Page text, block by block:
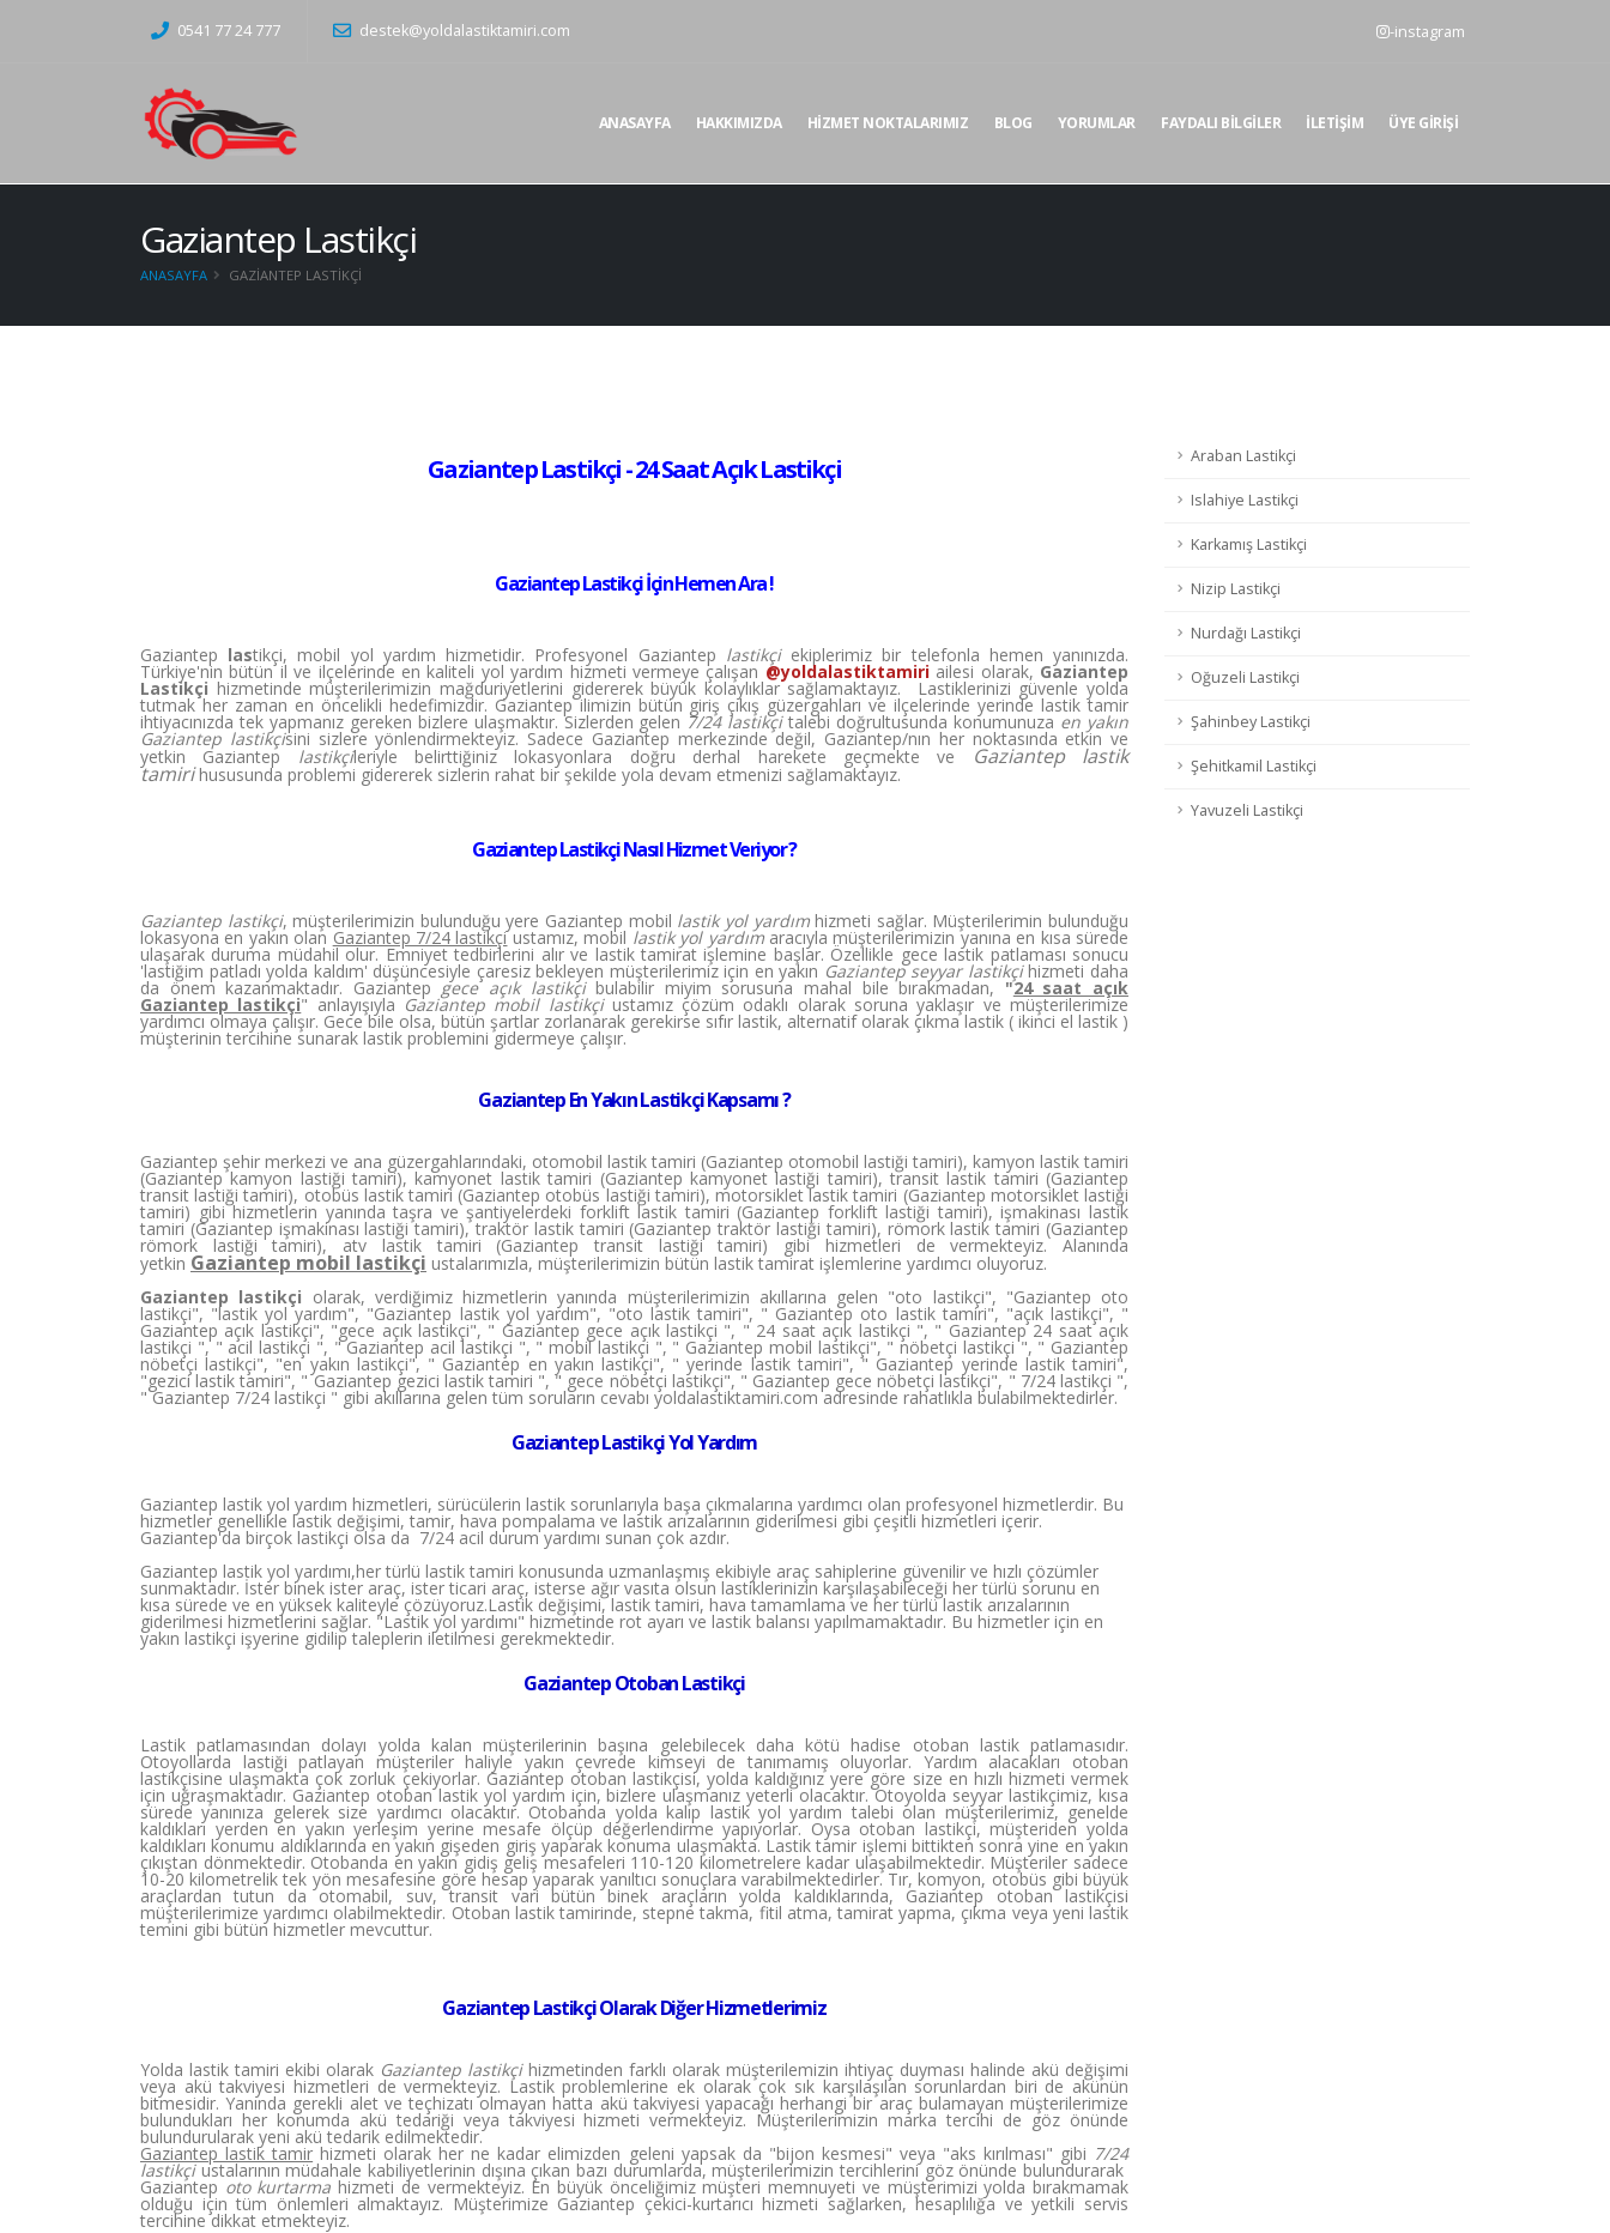
0541 77 24 777 destek@yoldalastiktamiri.com -instagram
ANASAYFA HAKKIMIZDA HIZMET NOKTALARIMIZ BLOG YORUMLAR FAYDALI BILGILER İLETIŞIM ÜYE GIRIŞI
Gaziantep Lastikçi
ANASAYFA GAZIANTEP LASTIKÇI
Gaziantep Lastikçi - 24 Saat Açık Lastikçi
Gaziantep Lastikçi İçin Hemen Ara !
Gaziantep lastikçi, mobil yol yardım hizmetidir. Profesyonel Gaziantep lastikçiekiplerimiz bir telefonla hemen yanınızda.
Türkiye'nin bütün il ve ilçelerinde en kaliteli yol yardım hizmeti vermeye çalışan @yoldalastiktamiri ailesi olarak, Gaziantep
Lastikçi hizmetinde müşterilerimizin mağduriyetlerini gidererek büyük kolaylıklar sağlamaktayız. Lastiklerinizi güvenle yolda
tutmak her zaman en öncelikli hedefimizdir. Gaziantep ilimizin bütün giriş çıkış güzergahları ve ilçelerinde yerinde lastik tamir
ihtiyacınızda tek yapmanız gereken bizlere ulaşmaktır. Sizlerden gelen 7/24 lastikçitalebi doğrultusunda konumunuza en yakın
Gaziantep lastikçisini sizlere yönlendirmekteyiz. Sadece Gaziantep merkezinde değil, Gaziantep/nın her noktasında etkin ve
yetkin Gaziantep lastikçileriyle belirttiğiniz lokasyonlara doğru derhal harekete geçmekte ve Gaziantep lastik
tamirihususunda problemi gidererek sizlerin rahat bir şekilde yola devam etmenizi sağlamaktayız.
Gaziantep Lastikçi Nasıl Hizmet Veriyor ?
Gaziantep lastikçi, müşterilerimizin bulunduğu yere Gaziantep mobil lastik yol yardımhizmeti sağlar. Müşterilerimin bulunduğu
lokasyona en yakın olan Gaziantep 7/24 lastikçiustamız, mobil lastik yol yardımaracıyla müşterilerimizin yanına en kısa sürede
ulaşarak duruma müdahil olur. Emniyet tedbirlerini alır ve lastik tamirat işlemine başlar. Özellikle gece lastik patlaması sonucu
'lastiğim patladı yolda kaldım' düşüncesiyle çaresiz bekleyen müşterilerimiz için en yakın Gaziantep seyyar lastikçihizmeti daha
da önem kazanmaktadır. Gaziantep gece açık lastikçibulabilir miyim sorusuna mahal bile bırakmadan, "24 saat açık
Gaziantep lastikçi" anlayışıyla Gaziantep mobil lastikçiustamız çözüm odaklı olarak soruna yaklaşır ve müşterilerimize
yardımcı olmaya çalışır. Gece bile olsa, bütün şartlar zorlanarak gerekirse sıfır lastik, alternatif olarak çıkma lastik ( ikinci el lastik )
müşterinin tercihine sunarak lastik problemini gidermeye çalışır.
Gaziantep En Yakın Lastikçi Kapsamı ?
Gaziantep şehir merkezi ve ana güzergahlarındaki, otomobil lastik tamiri (Gaziantep otomobil lastiği tamiri), kamyon lastik tamiri
(Gaziantep kamyon lastiği tamiri), kamyonet lastik tamiri (Gaziantep kamyonet lastiği tamiri), transit lastik tamiri (Gaziantep
transit lastiği tamiri), otobüs lastik tamiri (Gaziantep otobüs lastiği tamiri), motorsiklet lastik tamiri (Gaziantep motorsiklet lastiği
tamiri) gibi hizmetlerin yanında taşra ve şantiyelerdeki forklift lastik tamiri (Gaziantep forklift lastiği tamiri), işmakinası lastik
tamiri (Gaziantep işmakinası lastiği tamiri), traktör lastik tamiri (Gaziantep traktör lastiği tamiri), römork lastik tamiri (Gaziantep
römork lastiği tamiri), atv lastik tamiri (Gaziantep transit lastiği tamiri) gibi hizmetleri de vermekteyiz. Alanında
yetkin Gaziantep mobil lastikçi ustalarımızla, müşterilerimizin bütün lastik tamirat işlemlerine yardımcı oluyoruz.
Gaziantep lastikçi olarak, verdiğimiz hizmetlerin yanında müşterilerimizin akıllarına gelen "oto lastikçi", "Gaziantep oto
lastikçi", "lastik yol yardım", "Gaziantep lastik yol yardım", "oto lastik tamiri", " Gaziantep oto lastik tamiri", "açık lastikçi", "
Gaziantep açık lastikçi", "gece açık lastikçi", " Gaziantep gece açık lastikçi ", " 24 saat açık lastikçi ", " Gaziantep 24 saat açık
lastikçi ", " acil lastikçi ", " Gaziantep acil lastikçi ", " mobil lastikçi ", " Gaziantep mobil lastikçi", " nöbetçi lastikçi ", " Gaziantep
nöbetçi lastikçi", "en yakın lastikçi", " Gaziantep en yakın lastikçi", " yerinde lastik tamiri", " Gaziantep yerinde lastik tamiri",
"gezici lastik tamiri", " Gaziantep gezici lastik tamiri ", " gece nöbetçi lastikçi", " Gaziantep gece nöbetçi lastikçi", " 7/24 lastikçi ",
" Gaziantep 7/24 lastikçi " gibi akıllarına gelen tüm soruların cevabı yoldalastiktamiri.com adresinde rahatlıkla bulabilmektedirler.
Gaziantep Lastikçi Yol Yardım
Gaziantep lastik yol yardım hizmetleri, sürücülerin lastik sorunlarıyla başa çıkmalarına yardımcı olan profesyonel hizmetlerdir. Bu
hizmetler genellikle lastik değişimi, tamir, hava pompalama ve lastik arızalarının giderilmesi gibi çeşitli hizmetleri içerir.
Gaziantep'da birçok lastikçi olsa da 7/24 acil durum yardımı sunan çok azdır.
Gaziantep lastik yol yardımı,her türlü lastik tamiri konusunda uzmanlaşmış ekibiyle araç sahiplerine güvenilir ve hızlı çözümler
sunmaktadır. İster binek ister araç, ister ticari araç, isterse ağır vasıta olsun lastiklerinizin karşılaşabileceği her türlü sorunu en
kısa sürede ve en yüksek kaliteyle çözüyoruz.Lastik değişimi, lastik tamiri, hava tamamlama ve her türlü lastik arızalarının
giderilmesi hizmetlerini sağlar. "Lastik yol yardımı" hizmetinde rot ayarı ve lastik balansı yapılmamaktadır. Bu hizmetler için en
yakın lastikçi işyerine gidilip taleplerin iletilmesi gerekmektedir.
Gaziantep Otoban Lastikçi
Lastik patlamasından dolayı yolda kalan müşterilerinin başına gelebilecek daha kötü hadise otoban lastik patlamasıdır.
Otoyollarda lastiği patlayan müşteriler haliyle yakın çevrede kimseyi de tanımamış oluyorlar. Yardım alacakları otoban
lastikçisine ulaşmakta çok zorluk çekiyorlar. Gaziantep otoban lastikçisi, yolda kaldığınız yere göre size en hızlı hizmeti vermek
için uğraşmaktadır. Gaziantep otoban lastik yol yardım için, bizlere ulaşmanız yeterli olacaktır. Otoyolda seyyar lastikçimiz, kısa
sürede yanınıza gelerek size yardımcı olacaktır. Otobanda yolda kalıp lastik yol yardım talebi olan müşterilerimiz, genelde
kaldıkları yerden en yakın yerleşim yerine mesafe ölçüp değerlendirme yapıyorlar. Oysa otoban lastikçi, müşteriden yolda
kaldıkları konumu aldıklarında en yakın gişeden giriş yaparak konuma ulaşmakta. Lastik tamir işlemi bittikten sonra yine en yakın
çıkıştan dönmektedir. Otobanda en yakın gidiş geliş mesafeleri 110-120 kilometrelere kadar ulaşabilmektedir. Müşteriler sadece
10-20 kilometrelik tek yön mesafesine göre hesap yaparak yanıltıcı sonuçlara varabilmektedirler. Tır, komyon, otobüs gibi büyük
araçlardan tutun da otomabil, suv, transit vari bütün binek araçların yolda kaldıklarında, Gaziantep otoban lastikçisi
müşterilerimize yardımcı olabilmektedir. Otoban lastik tamirinde, stepne takma, fitil atma, tamirat yapma, çıkma veya yeni lastik
temini gibi bütün hizmetler mevcuttur.
Gaziantep Lastikçi Olarak Diğer Hizmetlerimiz
Yolda lastik tamiri ekibi olarak Gaziantep lastikçihizmetinden farklı olarak müşterilemizin ihtiyaç duyması halinde akü değişimi
veya akü takviyesi hizmetleri de vermekteyiz. Lastik problemlerine ek olarak çok sık karşılaşılan sorunlardan biri de akünün
bitmesidir. Yanında gerekli alet ve teçhizatı olmayan hatta akü takviyesi yapacağı herhangi bir araç bulamayan müşterilerimize
bulundukları her konumda akü tedariği veya takviyesi hizmeti vermekteyiz. Müşterilerimizin marka tercihi de göz önünde
bulundurularak yeni akü tedarik edilmektedir.
Gaziantep lastik tamir hizmeti olarak her ne kadar elimizden geleni yapsak da "bijon kesmesi" veya "aks kırılması" gibi 7/24
lastikçiustalarının müdahale kabiliyetlerinin dışına çıkan bazı durumlarda, müşterilerimizin tercihlerini göz önünde bulundurarak
Gaziantep oto kurtarma hizmeti de vermekteyiz. En büyük önceliğimiz müşteri memnuyeti ve müşterimizi yolda bırakmamak
olduğu için tüm önlemleri almaktayız. Müşterimize Gaziantep çekici-kurtarıcı hizmeti sağlarken, hesaplılığa ve yetkili servis
tercihine dikkat etmekteyiz.
Araban Lastikçi
Islahiye Lastikçi
Karkamış Lastikçi
Nizip Lastikçi
Nurdağı Lastikçi
Oğuzeli Lastikçi
Şahinbey Lastikçi
Şehitkamil Lastikçi
Yavuzeli Lastikçi